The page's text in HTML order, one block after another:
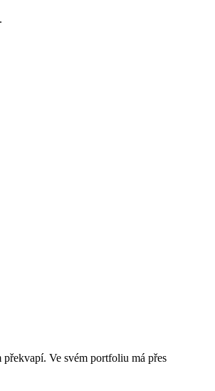
Ve svém portfoliu má přes